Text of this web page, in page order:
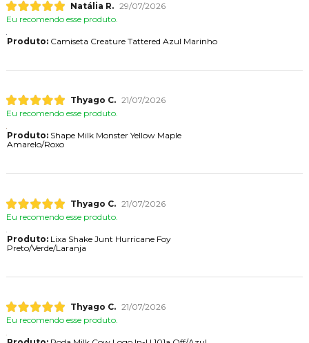
Natália R. 29/07/2026
Eu recomendo esse produto.
Produto:Camiseta Creature Tattered Azul Marinho
Thyago C. 21/07/2026
Eu recomendo esse produto.
Produto:Shape Milk Monster Yellow Maple
Amarelo/Roxo
Thyago C. 21/07/2026
Eu recomendo esse produto.
Produto:Lixa Shake Junt Hurricane Foy
Preto/Verde/Laranja
Thyago C. 21/07/2026
Eu recomendo esse produto.